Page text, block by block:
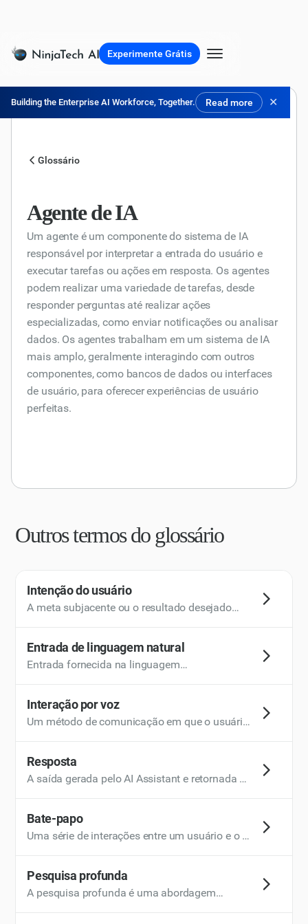
Building the Enterprise AI Workforce, Together. Read more ✕
Experimente Grátis
Glossário
Agente de IA
Um agente é um componente do sistema de IA
responsável por interpretar a entrada do usuário e
executar tarefas ou ações em resposta. Os agentes
podem realizar uma variedade de tarefas, desde
responder perguntas até realizar ações
especializadas, como enviar notificações ou analisar
dados. Os agentes trabalham em um sistema de IA
mais amplo, geralmente interagindo com outros
componentes, como bancos de dados ou interfaces
de usuário, para oferecer experiências de usuário
perfeitas.
Outros termos do glossário
Intenção do usuário
A meta subjacente ou o resultado desejado
com o AI Assistant. Entender a intenção do
usuário é essencial para que a IA gere
Entrada de linguagem natural
Entrada fornecida na linguagem
comandos estruturados. O AI Assistant
processa a entrada de linguagem natural,
técnicas.
Interação por voz
Um método de comunicação em que o usuário
falados, normalmente por meio do microfone
de um dispositivo. A interação por voz depende
responder adequadamente.
Resposta
A saída gerada pelo AI Assistant e retornada ao
especificidade ou generalidade da solicitação
do usuário, garantindo resultados relevantes e
Bate-papo
Uma série de interações entre um usuário e o AI
tarefas relacionadas. O AI Assistant usa o
contexto de trocas anteriores para manter a
Pesquisa profunda
A pesquisa profunda é uma abordagem